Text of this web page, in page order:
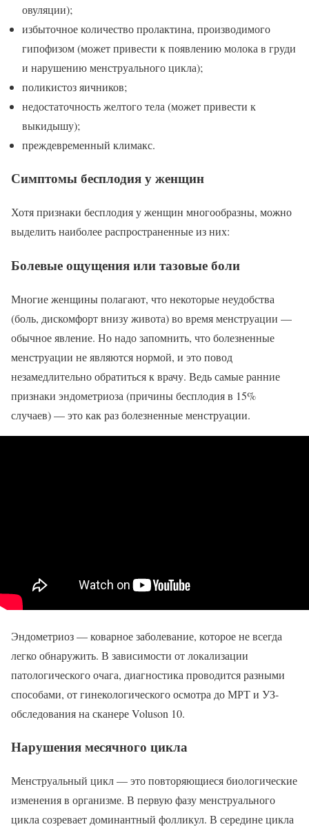
овуляции);
избыточное количество пролактина, производимого
гипофизом (может привести к появлению молока в груди
и нарушению менструального цикла);
поликистоз яичников;
недостаточность желтого тела (может привести к
выкидышу);
преждевременный климакс.
Симптомы бесплодия у женщин
Хотя признаки бесплодия у женщин многообразны, можно
выделить наиболее распространенные из них:
Болевые ощущения или тазовые боли
Многие женщины полагают, что некоторые неудобства
(боль, дискомфорт внизу живота) во время менструации —
обычное явление. Но надо запомнить, что болезненные
менструации не являются нормой, и это повод
незамедлительно обратиться к врачу. Ведь самые ранние
признаки эндометриоза (причины бесплодия в 15%
случаев) — это как раз болезненные менструации.
Эндометриоз — коварное заболевание, которое не всегда
легко обнаружить. В зависимости от локализации
патологического очага, диагностика проводится разными
способами, от гинекологического осмотра до МРТ и УЗ-
обследования на сканере Voluson 10.
Нарушения месячного цикла
Менструальный цикл — это повторяющиеся биологические
изменения в организме. В первую фазу менструального
цикла созревает доминантный фолликул. В середине цикла